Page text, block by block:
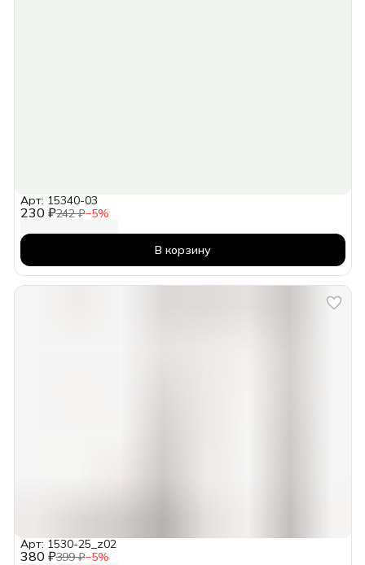
230 ₽242 ₽−5%
Арт: 15340-03
В корзину
380 ₽399 ₽−5%
Арт: 1530-25_z02